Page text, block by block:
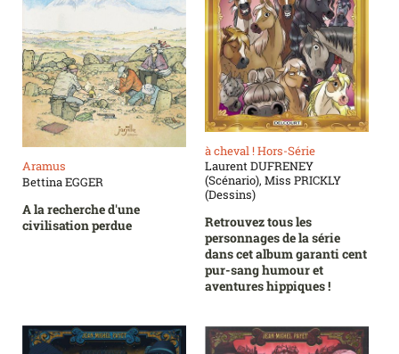
Aramus
Bettina EGGER
A la recherche d'une
civilisation perdue
à cheval ! Hors-Série
Laurent DUFRENEY
(Scénario), Miss PRICKLY
(Dessins)
Retrouvez tous les
personnages de la série
dans cet album garanti cent
pur-sang humour et
aventures hippiques !